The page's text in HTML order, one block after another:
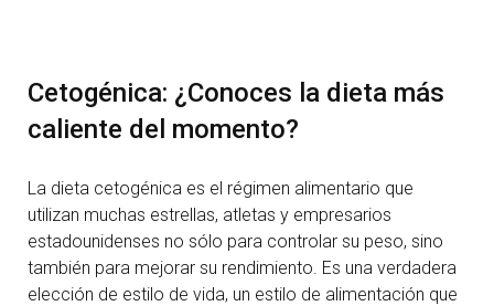
Cetogénica: ¿Conoces la dieta más
caliente del momento?
La dieta cetogénica es el régimen alimentario que
utilizan muchas estrellas, atletas y empresarios
estadounidenses no sólo para controlar su peso, sino
también para mejorar su rendimiento. Es una verdadera
elección de estilo de vida, un estilo de alimentación que